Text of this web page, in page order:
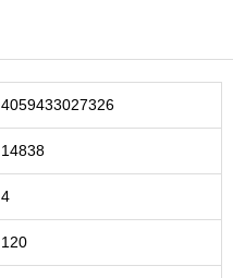
4059433027326
14838
4
120